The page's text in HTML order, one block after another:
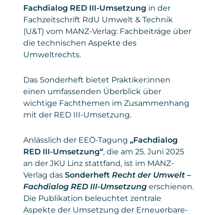
Fachdialog RED III-Umsetzung in der
Fachzeitschrift RdU Umwelt & Technik
(U&T) vom MANZ-Verlag: Fachbeiträge über
die technischen Aspekte des
Umweltrechts.
Das Sonderheft bietet Praktiker:innen
einen umfassenden Überblick über
wichtige Fachthemen im Zusammenhang
mit der RED III-Umsetzung.
Anlässlich der EEÖ-Tagung „Fachdialog
RED III-Umsetzung“, die am 25. Juni 2025
an der JKU Linz stattfand, ist im MANZ-
Verlag das Sonderheft Recht der Umwelt –
Fachdialog RED III-Umsetzung erschienen.
Die Publikation beleuchtet zentrale
Aspekte der Umsetzung der Erneuerbare-